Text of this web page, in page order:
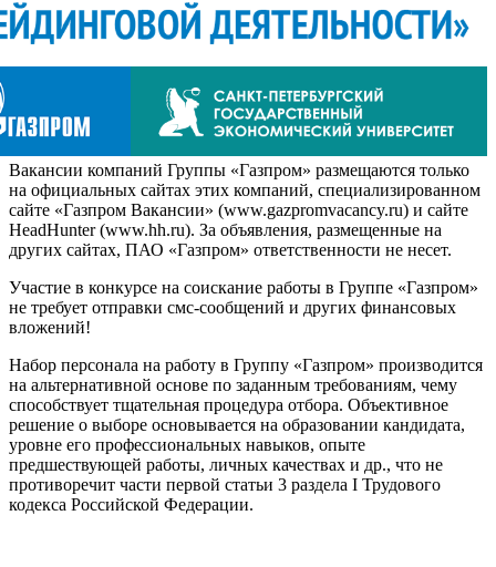
Вакансии компаний Группы «Газпром» размещаются только
на официальных сайтах этих компаний, специализированном
сайте «Газпром Вакансии» (www.gazpromvacancy.ru) и сайте
HeadHunter (www.hh.ru). За объявления, размещенные на
других сайтах, ПАО «Газпром» ответственности не несет.
Участие в конкурсе на соискание работы в Группе «Газпром»
не требует отправки смс-сообщений и других финансовых
вложений!
Набор персонала на работу в Группу «Газпром» производится
на альтернативной основе по заданным требованиям, чему
способствует тщательная процедура отбора. Объективное
решение о выборе основывается на образовании кандидата,
уровне его профессиональных навыков, опыте
предшествующей работы, личных качествах и др., что не
противоречит части первой статьи 3 раздела I Трудового
кодекса Российской Федерации.